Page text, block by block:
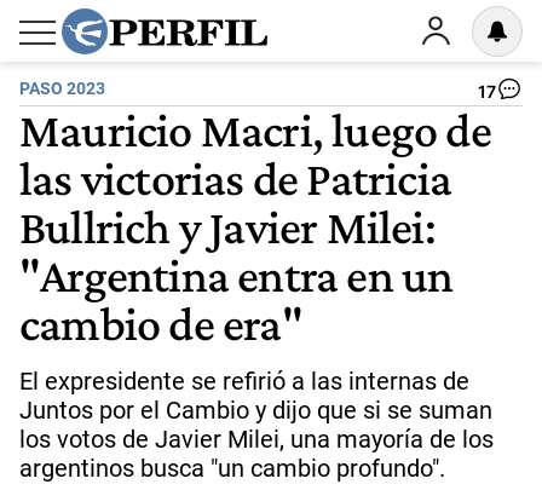
PASO 2023 17
Mauricio Macri, luego de
las victorias de Patricia
Bullrich y Javier Milei:
"Argentina entra en un
cambio de era"
El expresidente se refirió a las internas de
Juntos por el Cambio y dijo que si se suman
los votos de Javier Milei, una mayoría de los
argentinos busca "un cambio profundo".